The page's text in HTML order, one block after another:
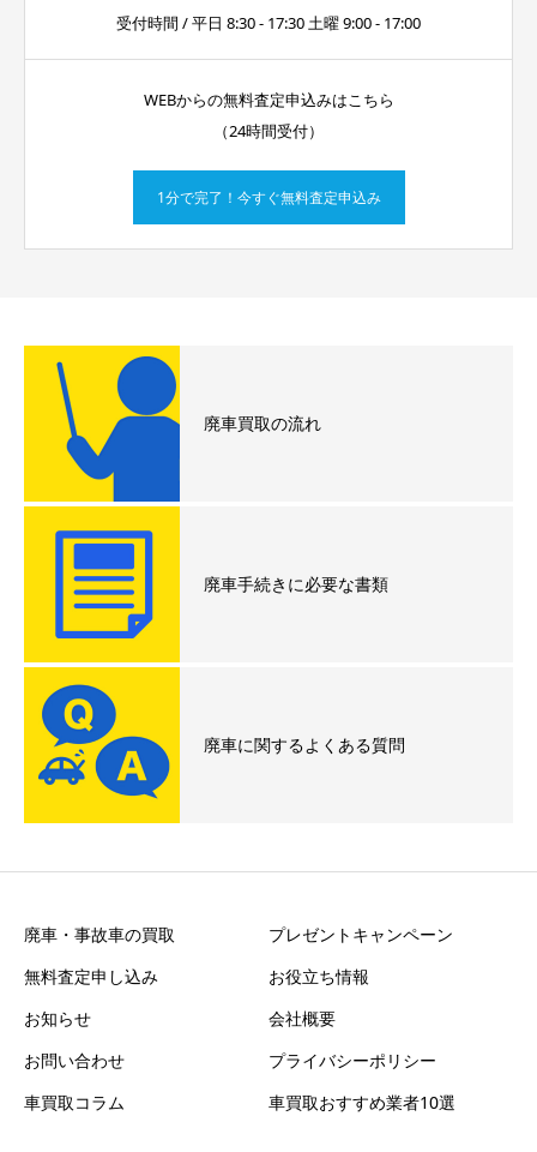
受付時間 / 平日 8:30 - 17:30 土曜 9:00 - 17:00
WEBからの無料査定申込みはこちら
（24時間受付）
1分で完了！今すぐ無料査定申込み
廃車買取の流れ
廃車手続きに必要な書類
廃車に関するよくある質問
廃車・事故車の買取
プレゼントキャンペーン
無料査定申し込み
お役立ち情報
お知らせ
会社概要
お問い合わせ
プライバシーポリシー
車買取コラム
車買取おすすめ業者10選